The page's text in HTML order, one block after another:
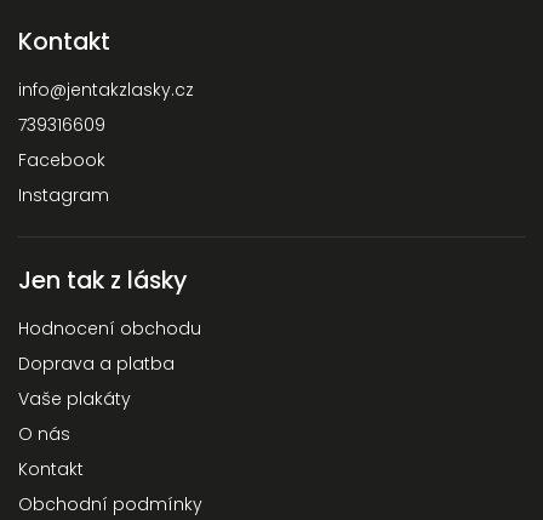
Kontakt
info@jentakzlasky.cz
739316609
Facebook
Instagram
Jen tak z lásky
Hodnocení obchodu
Doprava a platba
Vaše plakáty
O nás
Kontakt
Obchodní podmínky